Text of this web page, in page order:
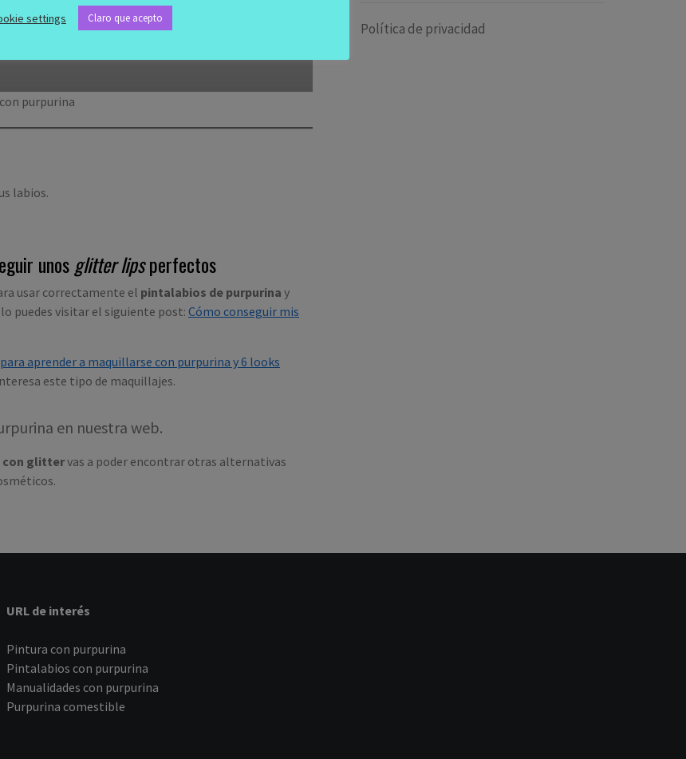
purpurina
labios.
unosglitter lipsperfectos
usar correctamente el pintalabios de purpurina y
puedes visitar el siguiente post:Cómo conseguir mis
aprender a maquillarse con purpurina y 6 looks
este tipo de maquillajes.
en nuestra web.
con glittervas a poder encontrar otras alternativas
Política de privacidad
URL de interés
Pintura con purpurina
Pintalabios con purpurina
Manualidades con purpurina
Purpurina comestible
settings Claro que acepto